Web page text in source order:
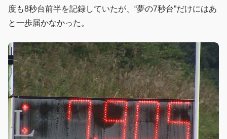
度も8秒台前半を記録していたが、“夢の7秒台”だけにはあ
と一歩届かなかった。